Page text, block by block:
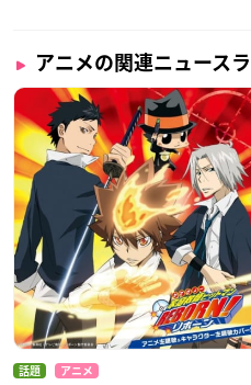
アニメの関連ニュース
話題 アニメ